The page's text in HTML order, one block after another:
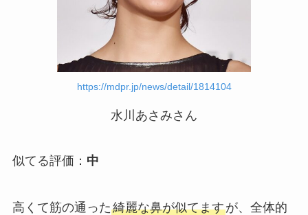
https://mdpr.jp/news/detail/1814104
水川あさみさん
似てる評価： 中
高くて筋の通った綺麗な鼻が似てますが、全体的